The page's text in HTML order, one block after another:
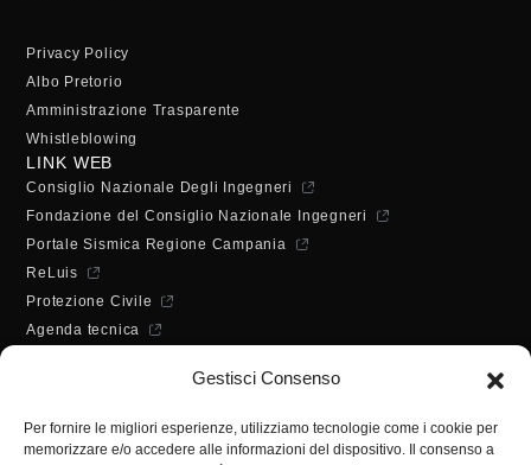
Gestisci Consenso
Per fornire le migliori esperienze, utilizziamo tecnologie come i cookie per
memorizzare e/o accedere alle informazioni del dispositivo. Il consenso a
Privacy Policy
Albo Pretorio
Amministrazione Trasparente
Whistleblowing
LINK WEB
Consiglio Nazionale Degli Ingegneri
Fondazione del Consiglio Nazionale Ingegneri
Portale Sismica Regione Campania
ReLuis
Protezione Civile
Agenda tecnica
ORARI DI APERTURA
10:00 - 12:00